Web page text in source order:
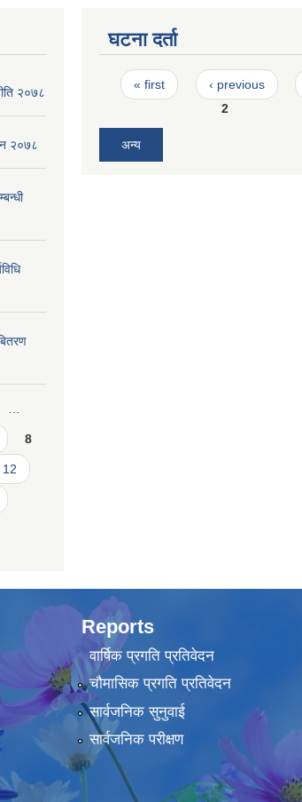
२०७८
२०७८
8
12
घटना दर्ता
Pages
« first ‹ previous
2
अन्य
Reports
वार्षिक प्रगति प्रतिवेदन
चौमासिक प्रगति प्रतिवेदन
सार्वजनिक सुनुवाई
सार्वजनिक परीक्षण